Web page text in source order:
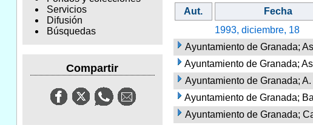
Servicios
Difusión
Búsquedas
Compartir
Aut. Fecha
1993, diciembre, 18
Ayuntamiento de Granada;
Ayuntamiento de Granada;
Ayuntamiento de Granada;
Ayuntamiento de Granada;
Ayuntamiento de Granada;